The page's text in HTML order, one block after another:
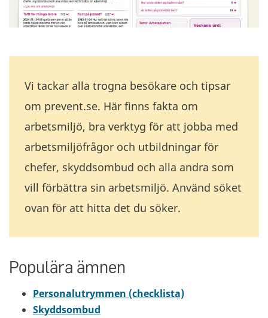
Vi tackar alla trogna besökare och tipsar
om prevent.se. Här finns fakta om
arbetsmiljö, bra verktyg för att jobba med
arbetsmiljöfrågor och utbildningar för
chefer, skyddsombud och alla andra som
vill förbättra sin arbetsmiljö. Använd söket
ovan för att hitta det du söker.
Populära ämnen
Personalutrymmen (checklista)
Skyddsombud